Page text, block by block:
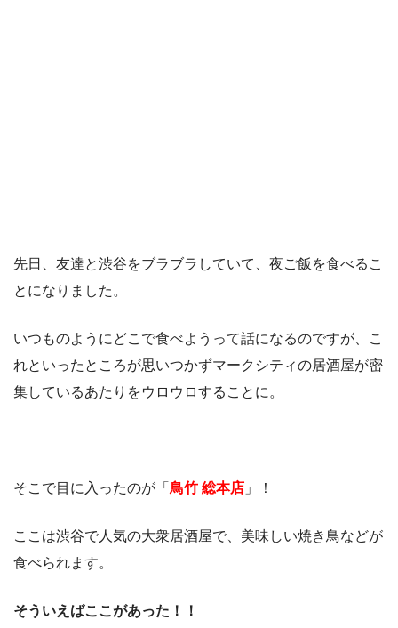
先日、友達と渋谷をブラブラしていて、夜ご飯を食べるこ
とになりました。
いつものようにどこで食べようって話になるのですが、こ
れといったところが思いつかずマークシティの居酒屋が密
集しているあたりをウロウロすることに。
そこで目に入ったのが「 鳥竹 総本店 」！
ここは渋谷で人気の大衆居酒屋で、美味しい焼き鳥などが
食べられます。
そういえばここがあった！！